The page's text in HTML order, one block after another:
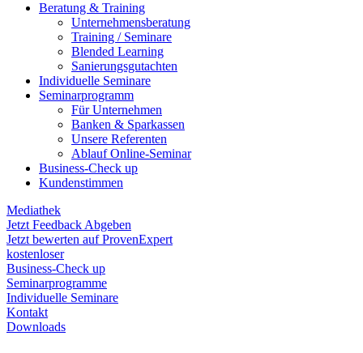
Beratung & Training
Unternehmens­beratung
Training / Seminare
Blended Learning
Sanierungs­gutachten
Individuelle Seminare
Seminarprogramm
Für Unternehmen
Banken & Sparkassen
Unsere Referenten
Ablauf Online-Seminar
Business-Check up
Kundenstimmen
Mediathek
Jetzt Feedback Abgeben
Jetzt bewerten auf ProvenExpert
kostenloser
Business-Check up
Seminarprogramme
Individuelle Seminare
Kontakt
Downloads